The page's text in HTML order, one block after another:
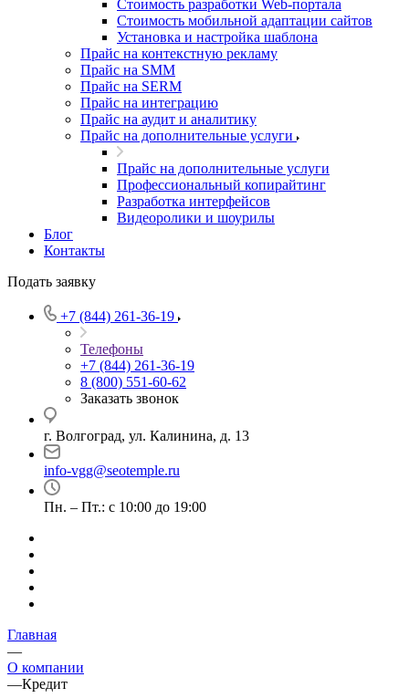
Стоимость разработки Web-портала
Стоимость мобильной адаптации сайтов
Установка и настройка шаблона
Прайс на контекстную рекламу
Прайс на SMM
Прайс на SERM
Прайс на интеграцию
Прайс на аудит и аналитику
Прайс на дополнительные услуги
Прайс на дополнительные услуги
Профессиональный копирайтинг
Разработка интерфейсов
Видеоролики и шоурилы
Блог
Контакты
Подать заявку
+7 (844) 261-36-19
Телефоны
+7 (844) 261-36-19
8 (800) 551-60-62
Заказать звонок
г. Волгоград, ул. Калинина, д. 13
info-vgg@seotemple.ru
Пн. – Пт.: с 10:00 до 19:00
Главная
—
О компании
—Кредит